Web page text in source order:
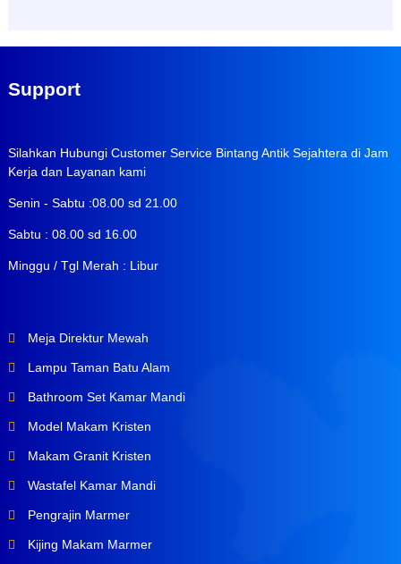
Support
Silahkan Hubungi Customer Service Bintang Antik Sejahtera di Jam
Kerja dan Layanan kami
Senin - Sabtu :08.00 sd 21.00
Sabtu : 08.00 sd 16.00
Minggu / Tgl Merah : Libur
Meja Direktur Mewah
Lampu Taman Batu Alam
Bathroom Set Kamar Mandi
Model Makam Kristen
Makam Granit Kristen
Wastafel Kamar Mandi
Pengrajin Marmer
Kijing Makam Marmer